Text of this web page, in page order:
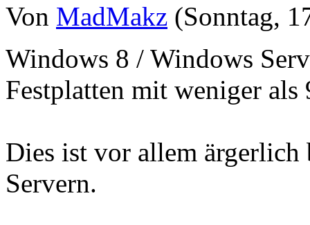
Von MadMakz (Sonntag,
Windows 8 / Windows
Festplatten mit weniger
Dies ist vor allem ärgerlich
Servern.